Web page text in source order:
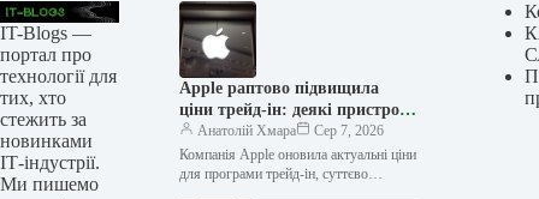
IT-Blogs —
портал про
технології для
тих, хто
стежить за
новинками
ІТ-індустрії.
Ми пишемо
Apple раптово підвищила
ціни трейд-ін: деякі пристрої
стали дорожчими майже на
30%
Анатолій Хмара
Сер 7, 2026
Компанія Apple оновила актуальні ціни
для програми трейд-ін, суттєво